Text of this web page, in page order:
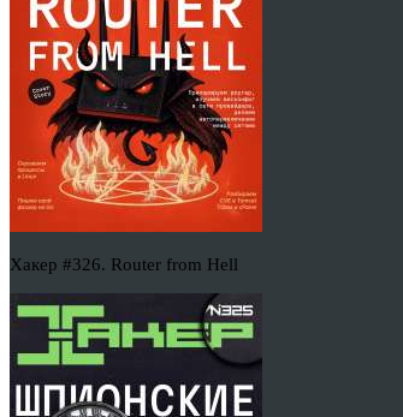
Хакер #326. Router from Hell